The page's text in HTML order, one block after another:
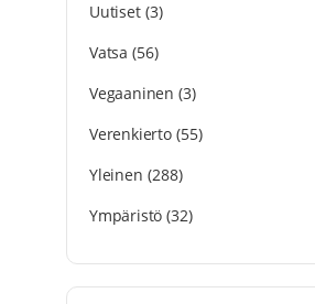
Uutiset(3)
Vatsa (56)
Vegaaninen (3)
Verenkierto(55)
Yleinen (288)
Ympäristö (32)